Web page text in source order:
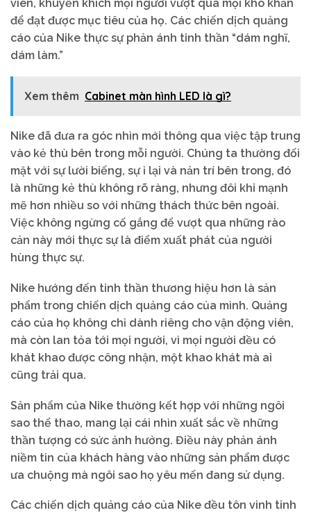
viên, khuyến khích mọi người vượt qua mọi khó khăn
để đạt được mục tiêu của họ. Các chiến dịch quảng
cáo của Nike thực sự phản ánh tinh thần “dám nghĩ,
dám làm.”
Xem thêm Cabinet màn hình LED là gì?
Nike đã đưa ra góc nhìn mới thông qua việc tập trung
vào kẻ thù bên trong mỗi người. Chúng ta thường đối
mặt với sự lười biếng, sự ỉ lại và nản trí bên trong, đó
là những kẻ thù không rõ ràng, nhưng đôi khi mạnh
mẽ hơn nhiều so với những thách thức bên ngoài.
Việc không ngừng cố gắng để vượt qua những rào
cản này mới thực sự là điểm xuất phát của người
hùng thực sự.
Nike hướng đến tinh thần thương hiệu hơn là sản
phẩm trong chiến dịch quảng cáo của mình. Quảng
cáo của họ không chỉ dành riêng cho vận động viên,
mà còn lan tỏa tới mọi người, vì mọi người đều có
khát khao được công nhận, một khao khát mà ai
cũng trải qua.
Sản phẩm của Nike thường kết hợp với những ngôi
sao thể thao, mang lại cái nhìn xuất sắc về những
thần tượng có sức ảnh hưởng. Điều này phản ánh
niềm tin của khách hàng vào những sản phẩm được
ưa chuộng mà ngôi sao họ yêu mến đang sử dụng.
Các chiến dịch quảng cáo của Nike đều tôn vinh tinh